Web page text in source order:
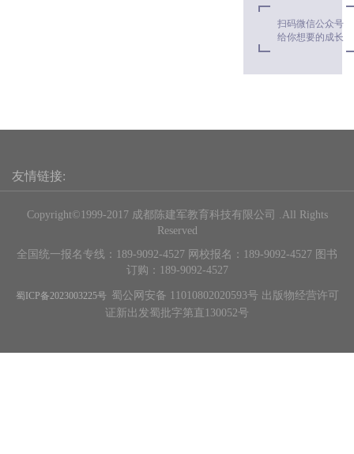
扫码微信公众号
给你想要的成长
友情链接:
Copyright©1999-2017 成都陈建军教育科技有限公司 .All Rights
Reserved
全国统一报名专线：189-9092-4527 网校报名：189-9092-4527 图书
订购：189-9092-4527
蜀ICP备2023003225号 蜀公网安备 11010802020593号 出版物经营许可
证新出发蜀批字第直130052号